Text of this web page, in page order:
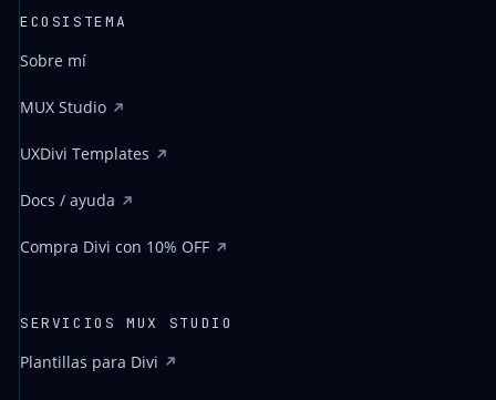
ECOSISTEMA
Sobre mí
MUX Studio
UXDivi Templates
Docs / ayuda
Compra Divi con 10% OFF
SERVICIOS MUX STUDIO
Plantillas para Divi